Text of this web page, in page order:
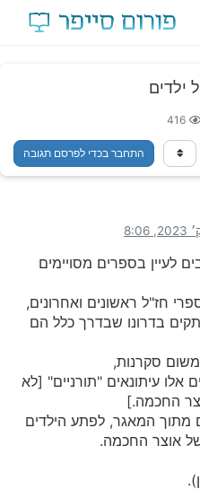
ילדים
416
התחבר בכדי לפרסם תגובה
לעיין בספרים מסויימים
חז"ל ראשונים ואחרונים,
בדרונו שבדרך כלל הם
סקרנות,
אלו עיתונאים "תורניים" [לא
החכמה.]
המאגר, לפתע הילדים
אוצר החכמה.